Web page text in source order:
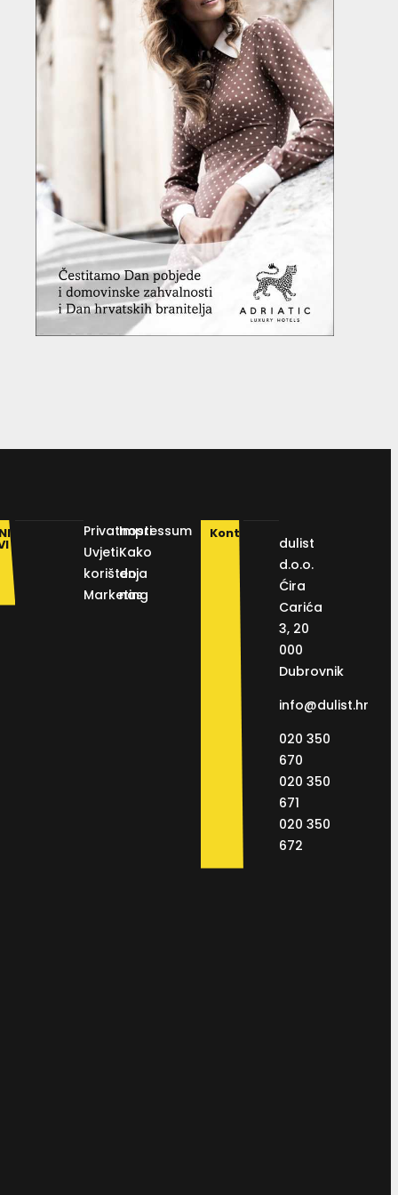
Privatnosti
Uvjeti
korištenja
Marketing
Impressum
Kako
do
nas
Kontakt
dulist
d.o.o.
Ćira
Carića
3, 20
000
Dubrovnik
info@dulist.hr
020 350
670
020 350
671
020 350
672